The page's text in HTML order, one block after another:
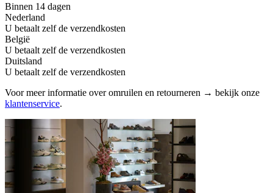
Binnen 14 dagen
Nederland
U betaalt zelf de verzendkosten
België
U betaalt zelf de verzendkosten
Duitsland
U betaalt zelf de verzendkosten
Voor meer informatie over omruilen en retourneren → bekijk onze
klantenservice.